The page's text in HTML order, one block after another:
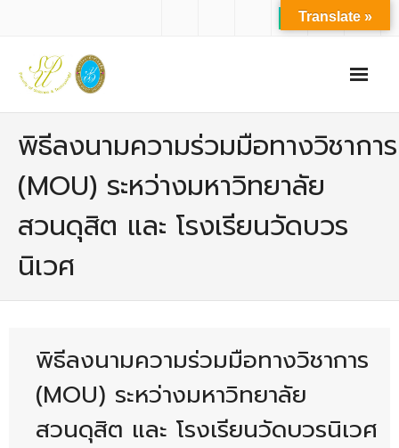
หน้าแรก
- ปรัชญาการจัดการศึกษา มหาวิทยาลัยสวนดุสิต
- ปรัชญา วิสัยทัศน์ พันธกิจ ของคณะ
- ประวัติความเป็นมาของคณะ
พิธีลงนามความร่วมมือทางวิชาการ
(MOU) ระหว่างมหาวิทยาลัย
สวนดุสิต และ โรงเรียนวัดบวร
นิเวศ
พิธีลงนามความร่วมมือทางวิชาการ
(MOU) ระหว่างมหาวิทยาลัย
สวนดุสิต และ โรงเรียนวัดบวรนิเวศ
Translate »